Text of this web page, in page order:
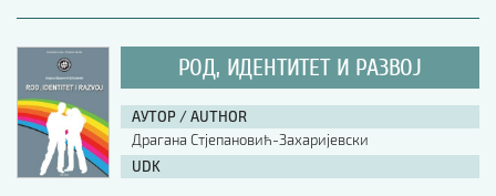
УПУТСТВА
УПУТСТВА
Правилник о издавачкој делатности
РОД, ИДЕНТИТЕТ И РАЗВОЈ
АУТОР / AUTHOR
Драгана Стјепановић-Захаријевски
UDK